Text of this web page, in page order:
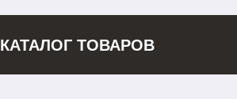
КАТАЛОГ ТОВАРОВ